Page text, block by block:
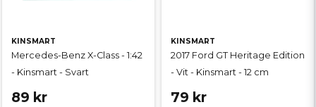
KINSMART
Mercedes-Benz X-Class - 1:42
- Kinsmart - Svart
89 kr
KINSMART
2017 Ford GT Heritage Edition
- Vit - Kinsmart - 12 cm
79 kr